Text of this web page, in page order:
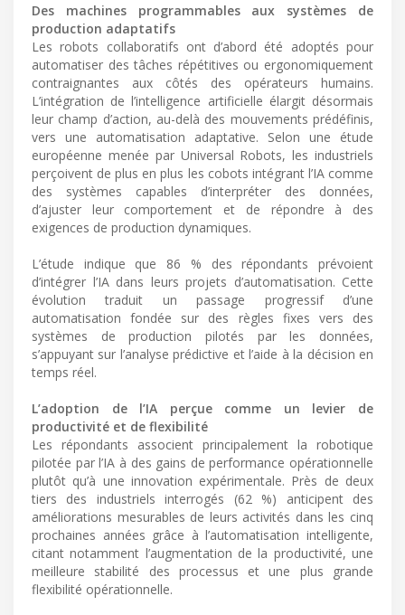
Des machines programmables aux systèmes de
production adaptatifs
Les robots collaboratifs ont d’abord été adoptés pour
automatiser des tâches répétitives ou ergonomiquement
contraignantes aux côtés des opérateurs humains.
L’intégration de l’intelligence artificielle élargit désormais
leur champ d’action, au-delà des mouvements prédéfinis,
vers une automatisation adaptative. Selon une étude
européenne menée par Universal Robots, les industriels
perçoivent de plus en plus les cobots intégrant l’IA comme
des systèmes capables d’interpréter des données,
d’ajuster leur comportement et de répondre à des
exigences de production dynamiques.
L’étude indique que 86 % des répondants prévoient
d’intégrer l’IA dans leurs projets d’automatisation. Cette
évolution traduit un passage progressif d’une
automatisation fondée sur des règles fixes vers des
systèmes de production pilotés par les données,
s’appuyant sur l’analyse prédictive et l’aide à la décision en
temps réel.
L’adoption de l’IA perçue comme un levier de
productivité et de flexibilité
Les répondants associent principalement la robotique
pilotée par l’IA à des gains de performance opérationnelle
plutôt qu’à une innovation expérimentale. Près de deux
tiers des industriels interrogés (62 %) anticipent des
améliorations mesurables de leurs activités dans les cinq
prochaines années grâce à l’automatisation intelligente,
citant notamment l’augmentation de la productivité, une
meilleure stabilité des processus et une plus grande
flexibilité opérationnelle.